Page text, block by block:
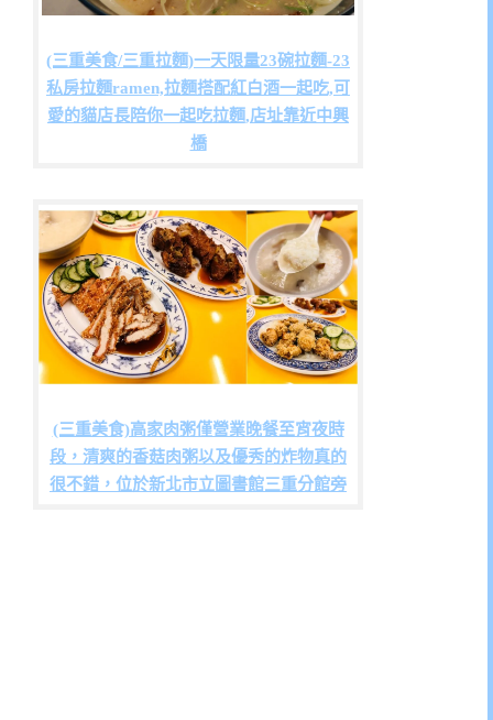
(三重美食/三重拉麵)一天限量23碗拉麵-23
私房拉麵ramen,拉麵搭配紅白酒一起吃,可
愛的貓店長陪你一起吃拉麵,店址靠近中興
橋
(三重美食)高家肉粥僅營業晚餐至宵夜時
段，清爽的香菇肉粥以及優秀的炸物真的
很不錯，位於新北市立圖書館三重分館旁